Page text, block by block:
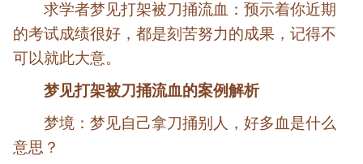
求学者梦见打架被刀捅流血：预示着你近期
的考试成绩很好，都是刻苦努力的成果，记得不
可以就此大意。
梦见打架被刀捅流血的案例解析
梦境：梦见自己拿刀捅别人，好多血是什么
意思？